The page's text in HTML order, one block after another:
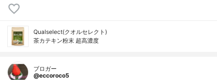
Qualselect(クオルセレクト)
茶カテキン粉末 超高濃度
ブロガー
@eccoroco5